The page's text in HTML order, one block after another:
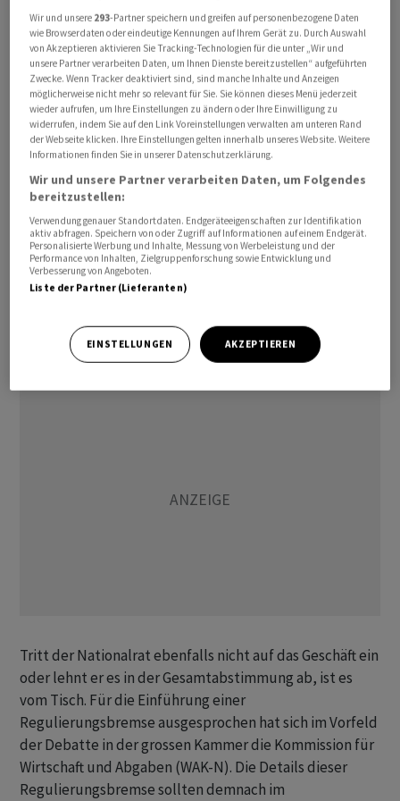
Es gehe nicht an, dass für die Erlasse des Parlaments
unterschiedliche Mehrheitserfordernisse aufgrund
ihres materiellen Inhalts bestünden.
"Unternehmensinteressen würden stärker gewichtet
als andere gesellschaftliche Interessen, die genauso
berechtigt sein können."
Mit einer Regulierungsbremse müssten Gesetze und
völkerrechtliche Verträge, die Unternehmen stark
belasten, von den Räten mit qualifiziertem Mehr
verabschiedet werden. Die Bremse hatte das Parlament
gewünscht und der Bundesrat daher die Vorlage
Instrument allerdings ab. Auch der Ständerat will von
der Regulierungsbremse nichts mehr wissen.
Tritt der Nationalrat ebenfalls nicht auf das Geschäft ein
oder lehnt er es in der Gesamtabstimmung ab, ist es
vom Tisch. Für die Einführung einer
Regulierungsbremse ausgesprochen hat sich im Vorfeld
der Debatte in der grossen Kammer die Kommission für
Wirtschaft und Abgaben (WAK-N). Die Details dieser
Regulierungsbremse sollten demnach im
Wir und unsere 293-Partner speichern und greifen auf personenbezogene Daten
wie Browserdaten oder eindeutige Kennungen auf Ihrem Gerät zu. Durch Auswahl
von Akzeptieren aktivieren Sie Tracking-Technologien für die unter „Wir und
unsere Partner verarbeiten Daten, um Ihnen Dienste bereitzustellen“ aufgeführten
Zwecke. Wenn Tracker deaktiviert sind, sind manche Inhalte und Anzeigen
möglicherweise nicht mehr so relevant für Sie. Sie können dieses Menü jederzeit
wieder aufrufen, um Ihre Einstellungen zu ändern oder Ihre Einwilligung zu
widerrufen, indem Sie auf den Link Voreinstellungen verwalten am unteren Rand
der Webseite klicken. Ihre Einstellungen gelten innerhalb unseres Website. Weitere
Informationen finden Sie in unserer Datenschutzerklärung.
Wir und unsere Partner verarbeiten Daten, um Folgendes
bereitzustellen:
Verwendung genauer Standortdaten. Endgeräteeigenschaften zur Identifikation
aktiv abfragen. Speichern von oder Zugriff auf Informationen auf einem Endgerät.
Personalisierte Werbung und Inhalte, Messung von Werbeleistung und der
Performance von Inhalten, Zielgruppenforschung sowie Entwicklung und
Verbesserung von Angeboten.
Liste der Partner (Lieferanten)
EINSTELLUNGEN AKZEPTIEREN